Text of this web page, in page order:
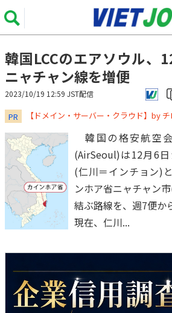
韓国LCCのエアソウル、
ニャチャン線を増便
2023/10/19 12:59 JST配信
PR 【ドメイン・サーバー・クラウド】by
韓国の格安航空
(AirSeoul)は12月6
(仁川＝インチョン)
ンホア省ニャチャン
結ぶ路線を、週7便か
現在、仁川...